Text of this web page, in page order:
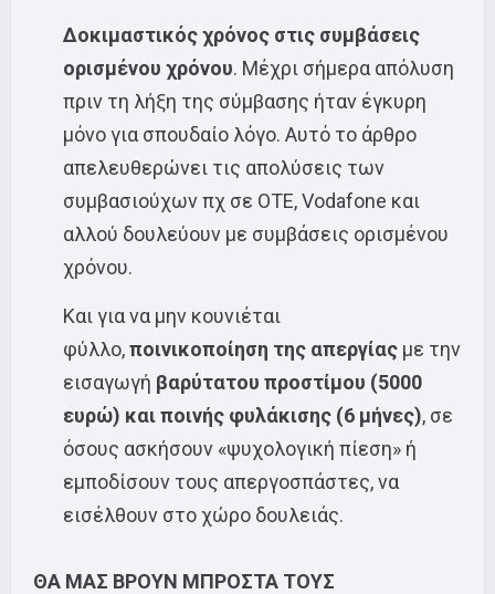
Δοκιμαστικός χρόνος στις συμβάσεις
ορισμένου χρόνου. Μέχρι σήμερα απόλυση
πριν τη λήξη της σύμβασης ήταν έγκυρη
μόνο για σπουδαίο λόγο. Αυτό το άρθρο
απελευθερώνει τις απολύσεις των
συμβασιούχων πχ σε ΟΤΕ, Vodafone και
αλλού δουλεύουν με συμβάσεις ορισμένου
χρόνου.
Και για να μην κουνιέται
φύλλο,ποινικοποίηση της απεργίας με την
εισαγωγή βαρύτατου προστίμου (5000
ευρώ) και ποινής φυλάκισης (6 μήνες), σε
όσους ασκήσουν «ψυχολογική πίεση» ή
εμποδίσουν τους απεργοσπάστες, να
εισέλθουν στο χώρο δουλειάς.
ΘΑ ΜΑΣ ΒΡΟΥΝ ΜΠΡΟΣΤΑ ΤΟΥΣ